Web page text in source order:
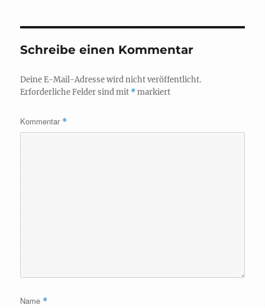
Schreibe einen Kommentar
Deine E-Mail-Adresse wird nicht veröffentlicht.
Erforderliche Felder sind mit *markiert
Kommentar *
Name *